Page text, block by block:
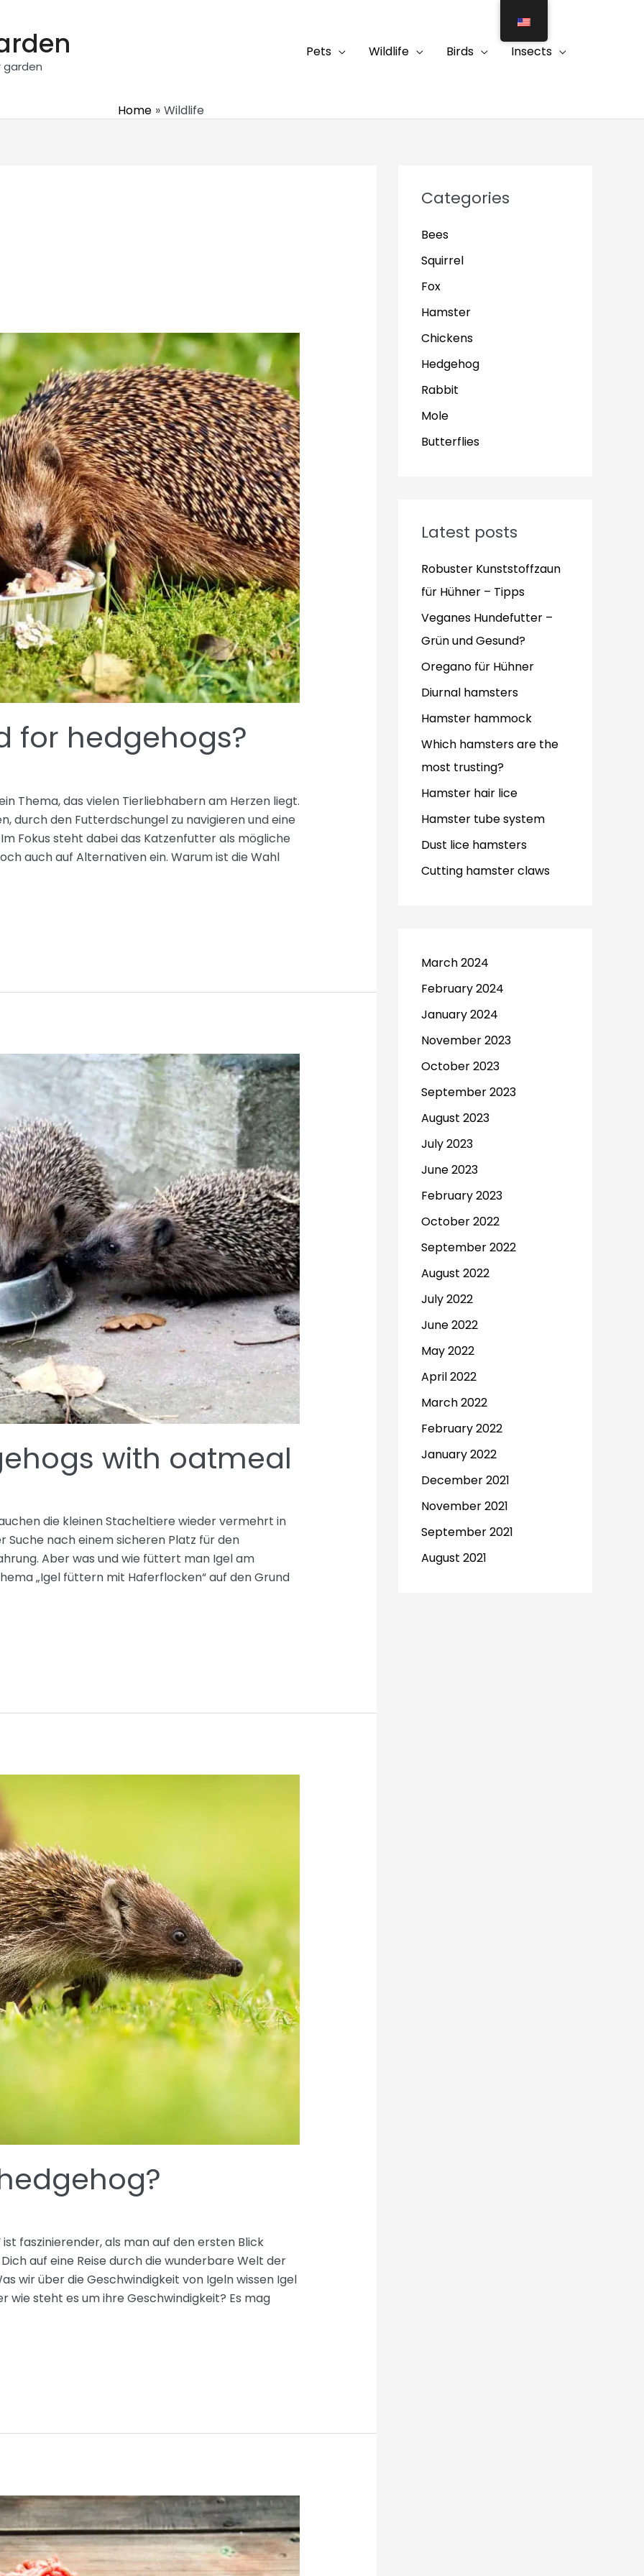
garden
Pets Wildlife Birds Insects
Home Wildlife
for hedgehogs?
Thema, das vielen Tierliebhabern am Herzen liegt.
durch den Futterdschungel zu navigieren und eine
Fokus steht dabei das Katzenfutter als mögliche
auch auf Alternativen ein. Warum ist die Wahl
with oatmeal
die kleinen Stacheltiere wieder vermehrt in
Suche nach einem sicheren Platz für den
Aber was und wie füttert man Igel am
„Igel füttern mit Haferflocken“ auf den Grund
ist faszinierender, als man auf den ersten Blick
auf eine Reise durch die wunderbare Welt der
wir über die Geschwindigkeit von Igeln wissen Igel
wie steht es um ihre Geschwindigkeit? Es mag
Categories
Bees
Squirrel
Fox
Hamster
Chickens
Hedgehog
Rabbit
Mole
Butterflies
Latest posts
Robuster Kunststoffzaun
für Hühner – Tipps
Veganes Hundefutter –
Grün und Gesund?
Oregano für Hühner
Diurnal hamsters
Hamster hammock
Which hamsters are the
most trusting?
Hamster hair lice
Hamster tube system
Dust lice hamsters
Cutting hamster claws
March 2024
February 2024
January 2024
November 2023
October 2023
September 2023
August 2023
July 2023
June 2023
February 2023
October 2022
September 2022
August 2022
July 2022
June 2022
May 2022
April 2022
March 2022
February 2022
January 2022
December 2021
November 2021
September 2021
August 2021